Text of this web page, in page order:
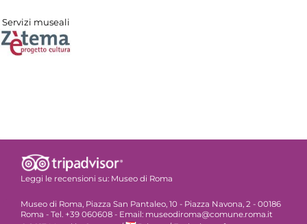
Servizi museali
Leggi le recensioni su: Museo di Roma
Museo di Roma, Piazza San Pantaleo, 10 - Piazza Navona, 2 - 00186
Roma - Tel. +39 060608 - Email: museodiroma@comune.roma.it